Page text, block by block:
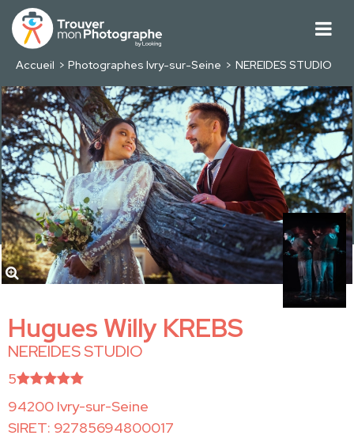
Accueil Photographes Ivry-sur-Seine NEREIDES STUDIO
Hugues Willy KREBS
NEREIDES STUDIO
5
94200 Ivry-sur-Seine
SIRET: 92785694800017